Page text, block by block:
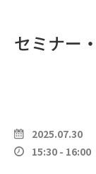
セミナー
2025.07.30
15:30 - 16:00